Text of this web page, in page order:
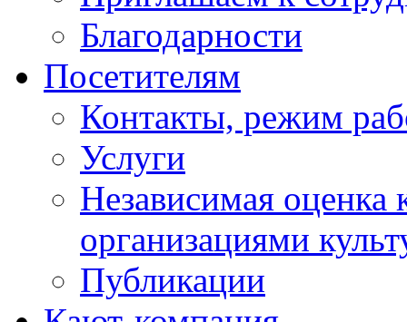
Благодарности
Посетителям
Контакты, режим
Услуги
Независимая оценка
организациями
Публикации